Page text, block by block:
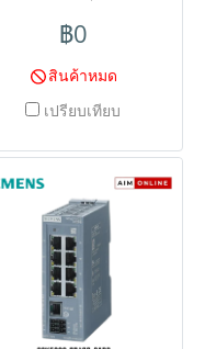
ำหรับงานโครงการติดต่อ
: 063-879-9917 Line
ID @aimonline
ค้า Cloud-Managed SD-
Edge Router รองรับ 5G
ละ Wi-Fi 5 (Dual-band)
ามเร็วสูง ติดตั้งง่ายแบบ
Touch บริหารจัดการ
อข่ายผ่าน Cloud ได้จากทุก
พร้อมระบบความปลอดภัย
grade ✅ ขอราคา
เศษสำหรับงานโครงการ
ดต่อ Mobile : 063-879-
฿0
สินค้าหมด
เปรียบเทียบ